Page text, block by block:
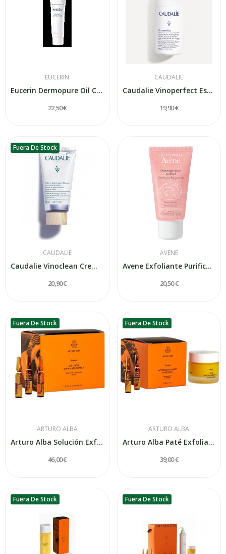
EUCERIN
Eucerin Dermopure Oil Control 10% Hidroxiácidos...
22,50 €
CAUDALIE
Caudalie Vinoperfect Espuma Micropeeling 100 ml
19,90 €
Fuera De Stock
CAUDALIE
Caudalie Vinoclean Crema Exfoliante Suave 75ml
20,90 €
AVENE
Avene Exfoliante Purificante 50 Ml
20,50 €
Fuera De Stock
ARTURO ALBA
Arturo Alba Solución Exfoliante Química 20...
46,00 €
Fuera De Stock
ARTURO ALBA
Arturo Alba Paté Exfoliante Físico Renovador 50g
39,00 €
Fuera De Stock Fuera De Stock